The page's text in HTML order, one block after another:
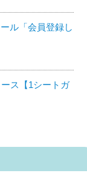
ル「会員登録し
ス【1シートガ